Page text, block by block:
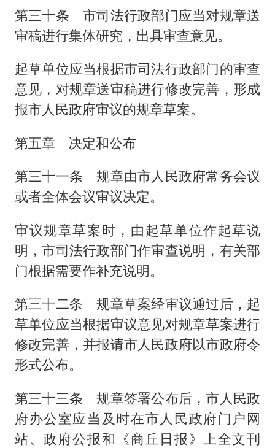
第三十条 市司法行政部门应当对规章送
审稿进行集体研究，出具审查意见。
起草单位应当根据市司法行政部门的审查
意见，对规章送审稿进行修改完善，形成
报市人民政府审议的规章草案。
第五章 决定和公布
第三十一条 规章由市人民政府常务会议
或者全体会议审议决定。
审议规章草案时，由起草单位作起草说
明，市司法行政部门作审查说明，有关部
门根据需要作补充说明。
第三十二条 规章草案经审议通过后，起
草单位应当根据审议意见对规章草案进行
修改完善，并报请市人民政府以市政府令
形式公布。
第三十三条 规章签署公布后，市人民政
府办公室应当及时在市人民政府门户网
站、政府公报和《商丘日报》上全文刊